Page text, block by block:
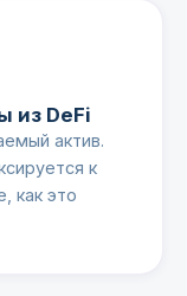
из DeFi
актив.
к
как это